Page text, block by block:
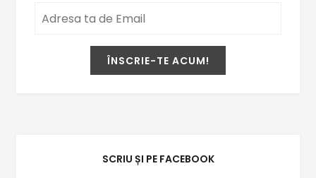
SCRIU ȘI PE FACEBOOK